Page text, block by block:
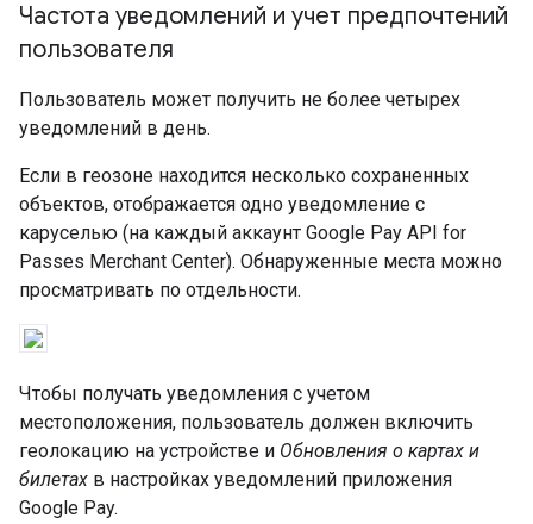
Частота уведомлений и учет предпочтений
пользователя
Пользователь может получить не более четырех
уведомлений в день.
Если в геозоне находится несколько сохраненных
объектов, отображается одно уведомление с
каруселью (на каждый аккаунт Google Pay API for
Passes Merchant Center). Обнаруженные места можно
просматривать по отдельности.
Чтобы получать уведомления с учетом
местоположения, пользователь должен включить
геолокацию на устройстве и Обновления о картах и
билетах в настройках уведомлений приложения
Google Pay.